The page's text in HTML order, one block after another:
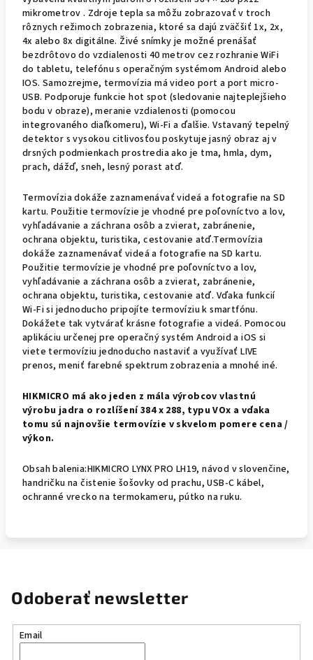
mikrometrov . Zdroje tepla sa môžu zobrazovať v troch
rôznych režimoch zobrazenia, ktoré sa dajú zväčšiť 1x, 2x,
4x alebo 8x digitálne. Živé snímky je možné prenášať
bezdrôtovo do vzdialenosti 40 metrov cez rozhranie WiFi
do tabletu, telefónu s operačným systémom Android alebo
IOS. Samozrejme, termovízia má video port a port micro-
USB. Podporuje funkcie hot spot (sledovanie najteplejšieho
bodu v obraze), meranie vzdialenosti (pomocou
integrovaného diaľkomeru), Wi-Fi a ďalšie. Vstavaný tepelný
detektor s vysokou citlivosťou poskytuje jasný obraz aj v
drsných podmienkach prostredia ako je tma, hmla, dym,
prach, dážď, sneh, lesný porast atď.
Termovízia dokáže zaznamenávať videá a fotografie na SD
kartu. Použitie termovízie je vhodné pre poľovníctvo a lov,
vyhľadávanie a záchrana osôb a zvierat, zabránenie,
ochrana objektu, turistika, cestovanie atď.Termovízia
dokáže zaznamenávať videá a fotografie na SD kartu.
Použitie termovízie je vhodné pre poľovníctvo a lov,
vyhľadávanie a záchrana osôb a zvierat, zabránenie,
ochrana objektu, turistika, cestovanie atď. Vďaka funkcií
Wi-Fi si jednoducho pripojíte termovíziu k smartfónu.
Dokážete tak vytvárať krásne fotografie a videá. Pomocou
aplikáciu určenej pre operačný systém Android a iOS si
viete termovíziu jednoducho nastaviť a využívať LIVE
prenos, meniť farebné spektrum zobrazenia a mnohé iné.
HIKMICRO má ako jeden z mála výrobcov vlastnú
výrobu jadra o rozlíšení 384 x 288, typu VOx a vďaka
tomu sú najnovšie termovízie v skvelom pomere cena /
výkon.
Obsah balenia:HIKMICRO LYNX PRO LH19, návod v slovenčine,
handričku na čistenie šošovky od prachu, USB-C kábel,
ochranné vrecko na termokameru, pútko na ruku.
Odoberať newsletter
Email